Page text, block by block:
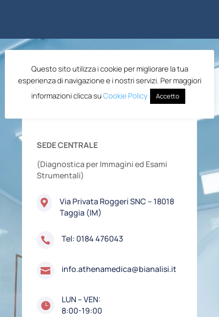
SEDE CENTRALE
(Diagnostica per Immagini ed Esami
Strumentali)

Via Privata Roggeri SNC – 18018
Taggia (IM)
 Tel: 0184 476043
 info.athenamedica@bianalisi.it

LUN – VEN:
8:00-19:00
Questo sito utilizza i cookie per migliorare la tua
esperienza di navigazione e i nostri servizi. Per maggiori
informazioni clicca suCookie Policy Accetto